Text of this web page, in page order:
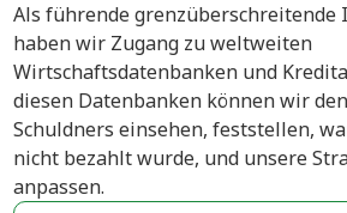
Als führende grenzüberschreitende
haben wir Zugang zu weltweiten
Wirtschaftsdatenbanken und
diesen Datenbanken können wir
Schuldners einsehen, feststellen,
nicht bezahlt wurde, und unsere
anpassen.